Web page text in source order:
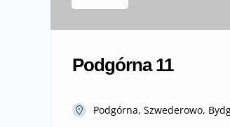
Podgórna 11
Podgórna, Szwederowo,